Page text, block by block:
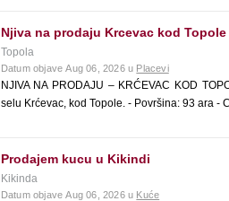
Njiva na prodaju Krcevac kod Topole
Topola
Datum objave Aug 06, 2026 u Placevi
NJIVA NA PRODAJU – KRĆEVAC KOD
selu Krćevac, kod Topole. - Površina: 93 ara -
Prodajem kucu u Kikindi
Kikinda
Datum objave Aug 06, 2026 u Kuće